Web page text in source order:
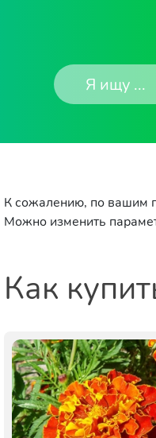
К сожалению, по вашим
Можно изменить
Как